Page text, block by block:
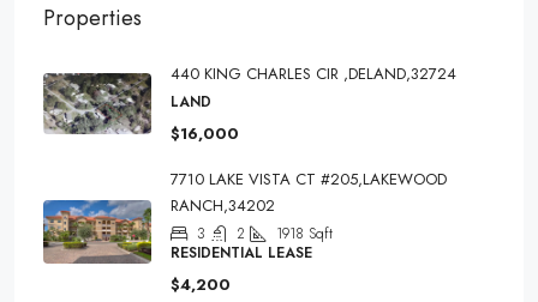
Properties
440 KING CHARLES CIR ,DELAND,32724
LAND
$16,000
7710 LAKE VISTA CT #205,LAKEWOOD
RANCH,34202
3 2 1918 Sqft
RESIDENTIAL LEASE
$4,200